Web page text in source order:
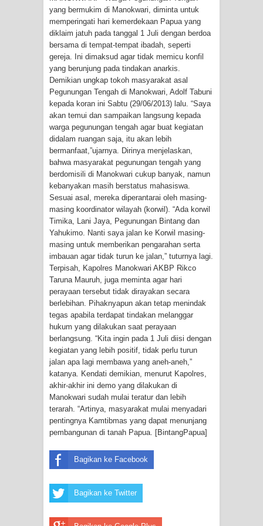
Tiga Personel Polresta Jayapura Kota
Jalani Sidang BP4R di Jayapura
Kapolresta Jayapura Kota
Mengapresiasi Antusiasme Warga
Saat Nonton Bareng Final Piala Dunia
2026 di Lapangan Karang PTC Entrop
Kebakaran Hanguskan Satu Rumah
di Kompleks Asrama Polisi Sorong
Profil Lengkap Papua Barat, Bumi
Cenderawasih di Ujung Barat Papua
Profil Lengkap Provinsi Papua, Bumi
Cenderawasih di Ujung Timur
Indonesia
Profil Lengkap Aceh, Provinsi
Istimewa di Ujung Sumatera
Lima Rumah Pribadi Terbakar Di
Hamadi Jayapura Selatan
Mama-Mama Pasar Lama Sentani
Protes Tumpukan Sampah dengan
yang bermukim di Manokwari, diminta untuk
memperingati hari kemerdekaan Papua yang
diklaim jatuh pada tanggal 1 Juli dengan berdoa
bersama di tempat-tempat ibadah, seperti
gereja. Ini dimaksud agar tidak memicu konfil
yang berunjung pada tindakan anarkis.
Demikian ungkap tokoh masyarakat asal
Pegunungan Tengah di Manokwari, Adolf Tabuni
kepada koran ini Sabtu (29/06/2013) lalu. “Saya
akan temui dan sampaikan langsung kepada
warga pegunungan tengah agar buat kegiatan
didalam ruangan saja, itu akan lebih
bermanfaat,”ujarnya. Dirinya menjelaskan,
bahwa masyarakat pegunungan tengah yang
berdomisili di Manokwari cukup banyak, namun
kebanyakan masih berstatus mahasiswa.
Sesuai asal, mereka diperantarai oleh masing-
masing koordinator wilayah (korwil). “Ada korwil
Timika, Lani Jaya, Pegunungan Bintang dan
Yahukimo. Nanti saya jalan ke Korwil masing-
masing untuk memberikan pengarahan serta
imbauan agar tidak turun ke jalan,” tuturnya lagi.
Terpisah, Kapolres Manokwari AKBP Rikco
Taruna Mauruh, juga meminta agar hari
perayaan tersebut tidak dirayakan secara
berlebihan. Pihaknyapun akan tetap menindak
tegas apabila terdapat tindakan melanggar
hukum yang dilakukan saat perayaan
berlangsung. “Kita ingin pada 1 Juli diisi dengan
kegiatan yang lebih positif, tidak perlu turun
jalan apa lagi membawa yang aneh-aneh,”
katanya. Kendati demikian, menurut Kapolres,
akhir-akhir ini demo yang dilakukan di
Manokwari sudah mulai teratur dan lebih
terarah. “Artinya, masyarakat mulai menyadari
pentingnya Kamtibmas yang dapat menunjang
pembangunan di tanah Papua. [BintangPapua]
Bagikan ke Facebook
Bagikan ke Twitter